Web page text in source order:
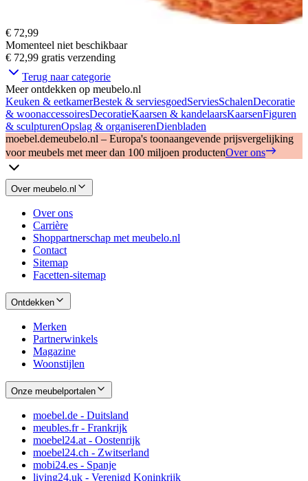
€ 72,99
Momenteel niet beschikbaar
€ 72,99 gratis verzending
Terug naar categorie
Meer ontdekken op meubelo.nl
Keuken & eetkamerBestek & serviesgoedServiesSchalenDecoratie
& woonaccessoiresDecoratieKaarsen & kandelaarsKaarsenFiguren
& sculpturenOpslag & organiserenDienbladen
moebel.demeubelo.nl – Europa's toonaangevende prijsvergelijking
voor meubels met meer dan 100 miljoen productenOver ons
Over meubelo.nl
Over ons
Carrière
Shoppartnerschap met meubelo.nl
Contact
Sitemap
Facetten-sitemap
Ontdekken
Merken
Partnerwinkels
Magazine
Woonstijlen
Onze meubelportalen
moebel.de - Duitsland
meubles.fr - Frankrijk
moebel24.at - Oostenrijk
moebel24.ch - Zwitserland
mobi24.es - Spanje
living24.uk - Verenigd Koninkrijk